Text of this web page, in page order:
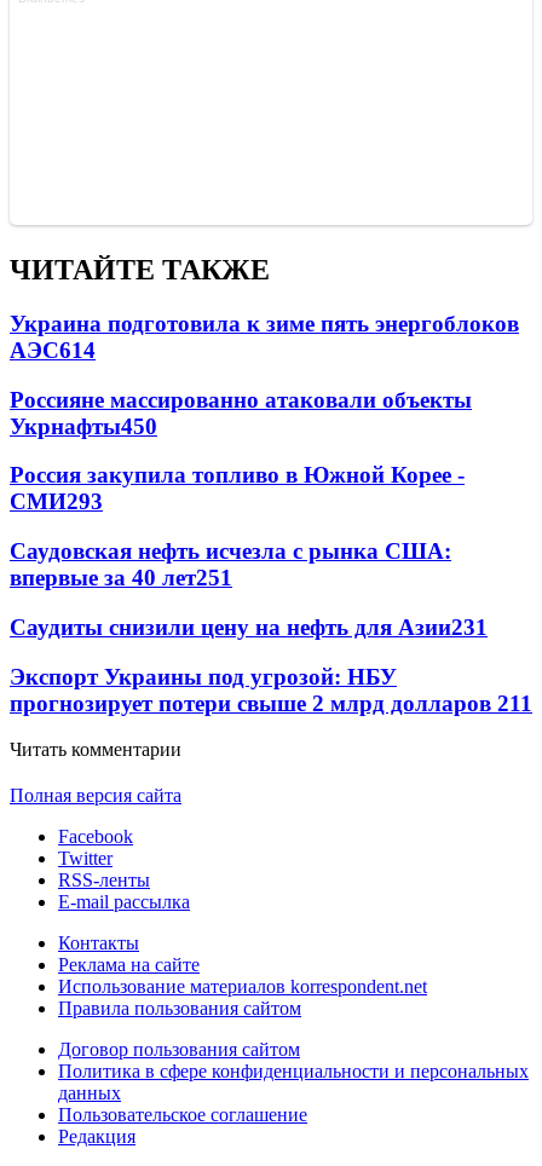
ЧИТАЙТЕ ТАКЖЕ
Украина подготовила к зиме пять энергоблоков
АЭС614
Россияне массированно атаковали объекты
Укрнафты450
Россия закупила топливо в Южной Корее -
СМИ293
Саудовская нефть исчезла с рынка США:
впервые за 40 лет251
Саудиты снизили цену на нефть для Азии231
Экспорт Украины под угрозой: НБУ
прогнозирует потери свыше 2 млрд долларов 211
Читать комментарии
Полная версия сайта
Facebook
Twitter
RSS-ленты
E-mail рассылка
Контакты
Реклама на сайте
Использование материалов korrespondent.net
Правила пользования сайтом
Договор пользования сайтом
Политика в сфере конфиденциальности и персональных
данных
Пользовательское соглашение
Редакция